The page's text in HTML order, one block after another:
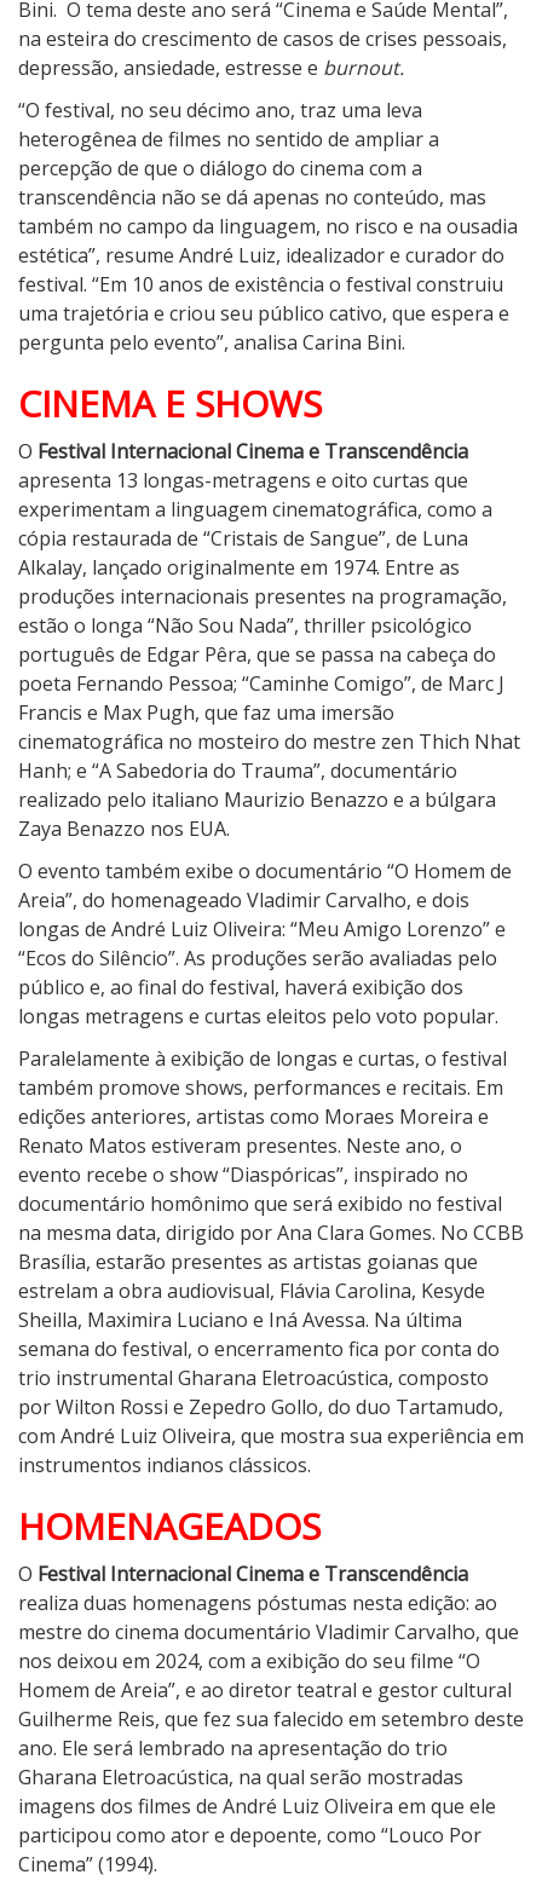
Bini. O tema deste ano será “Cinema e Saúde Mental”,
na esteira do crescimento de casos de crises pessoais,
depressão, ansiedade, estresse e burnout.
“O festival, no seu décimo ano, traz uma leva
heterogênea de filmes no sentido de ampliar a
percepção de que o diálogo do cinema com a
transcendência não se dá apenas no conteúdo, mas
também no campo da linguagem, no risco e na ousadia
estética”, resume André Luiz, idealizador e curador do
festival. “Em 10 anos de existência o festival construiu
uma trajetória e criou seu público cativo, que espera e
pergunta pelo evento”, analisa Carina Bini.
CINEMA E SHOWS
O Festival Internacional Cinema e Transcendência
apresenta 13 longas-metragens e oito curtas que
experimentam a linguagem cinematográfica, como a
cópia restaurada de “Cristais de Sangue”, de Luna
Alkalay, lançado originalmente em 1974. Entre as
produções internacionais presentes na programação,
estão o longa “Não Sou Nada”, thriller psicológico
português de Edgar Pêra, que se passa na cabeça do
poeta Fernando Pessoa; “Caminhe Comigo”, de Marc J
Francis e Max Pugh, que faz uma imersão
cinematográfica no mosteiro do mestre zen Thich Nhat
Hanh; e “A Sabedoria do Trauma”, documentário
realizado pelo italiano Maurizio Benazzo e a búlgara
Zaya Benazzo nos EUA.
O evento também exibe o documentário “O Homem de
Areia”, do homenageado Vladimir Carvalho, e dois
longas de André Luiz Oliveira: “Meu Amigo Lorenzo” e
“Ecos do Silêncio”. As produções serão avaliadas pelo
público e, ao final do festival, haverá exibição dos
longas metragens e curtas eleitos pelo voto popular.
Paralelamente à exibição de longas e curtas, o festival
também promove shows, performances e recitais. Em
edições anteriores, artistas como Moraes Moreira e
Renato Matos estiveram presentes. Neste ano, o
evento recebe o show “Diaspóricas”, inspirado no
documentário homônimo que será exibido no festival
na mesma data, dirigido por Ana Clara Gomes. No CCBB
Brasília, estarão presentes as artistas goianas que
estrelam a obra audiovisual, Flávia Carolina, Kesyde
Sheilla, Maximira Luciano e Iná Avessa. Na última
semana do festival, o encerramento fica por conta do
trio instrumental Gharana Eletroacústica, composto
por Wilton Rossi e Zepedro Gollo, do duo Tartamudo,
com André Luiz Oliveira, que mostra sua experiência em
instrumentos indianos clássicos.
HOMENAGEADOS
O Festival Internacional Cinema e Transcendência
realiza duas homenagens póstumas nesta edição: ao
mestre do cinema documentário Vladimir Carvalho, que
nos deixou em 2024, com a exibição do seu filme “O
Homem de Areia”, e ao diretor teatral e gestor cultural
Guilherme Reis, que fez sua falecido em setembro deste
ano. Ele será lembrado na apresentação do trio
Gharana Eletroacústica, na qual serão mostradas
imagens dos filmes de André Luiz Oliveira em que ele
participou como ator e depoente, como “Louco Por
Cinema” (1994).